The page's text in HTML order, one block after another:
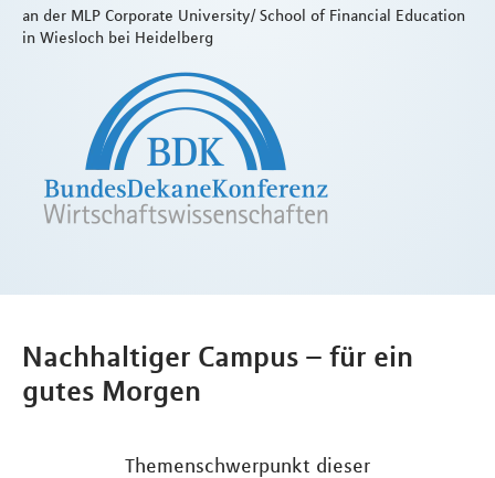
an der MLP Corporate University/ School of Financial Education
in Wiesloch bei Heidelberg
Nachhaltiger Campus – für ein
gutes Morgen
Themenschwerpunkt dieser